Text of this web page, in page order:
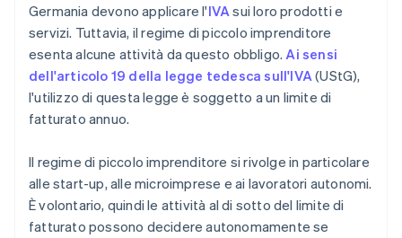
Germania devono applicare l'IVAsui loro prodotti e
servizi. Tuttavia, il regime di piccolo imprenditore
esenta alcune attività da questo obbligo.Ai sensi
dell'articolo 19 della legge tedesca sull'IVA(UStG),
l'utilizzo di questa legge è soggetto a un limite di
fatturato annuo.
Il regime di piccolo imprenditore si rivolge in particolare
alle start-up, alle microimprese e ai lavoratori autonomi.
È volontario, quindi le attività al di sotto del limite di
fatturato possono decidere autonomamente se